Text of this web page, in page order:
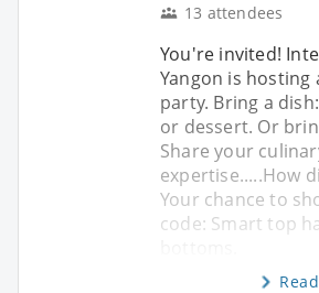
13 attendees
You're invited!
Yangon is
party. Bring a
or dessert. Or
Share your
expertise.....How
Your chance to
code: Smart top